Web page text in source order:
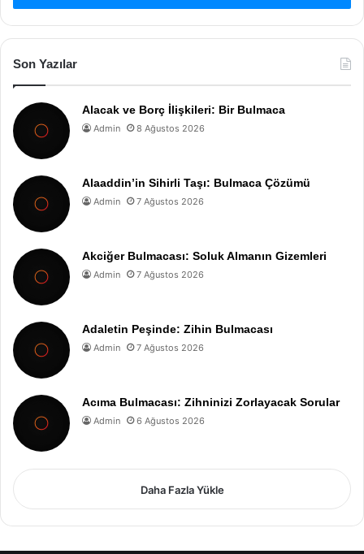
Son Yazılar
Alacak ve Borç İlişkileri: Bir Bulmaca
Admin 8 Ağustos 2026
Alaaddin’in Sihirli Taşı: Bulmaca Çözümü
Admin 7 Ağustos 2026
Akciğer Bulmacası: Soluk Almanın Gizemleri
Admin 7 Ağustos 2026
Adaletin Peşinde: Zihin Bulmacası
Admin 7 Ağustos 2026
Acıma Bulmacası: Zihninizi Zorlayacak Sorular
Admin 6 Ağustos 2026
Daha Fazla Yükle